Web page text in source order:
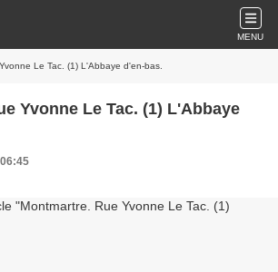
MENU
Le Tac. (1) L'Abbaye d'en-bas.
Yvonne Le Tac. (1) L'Abbaye